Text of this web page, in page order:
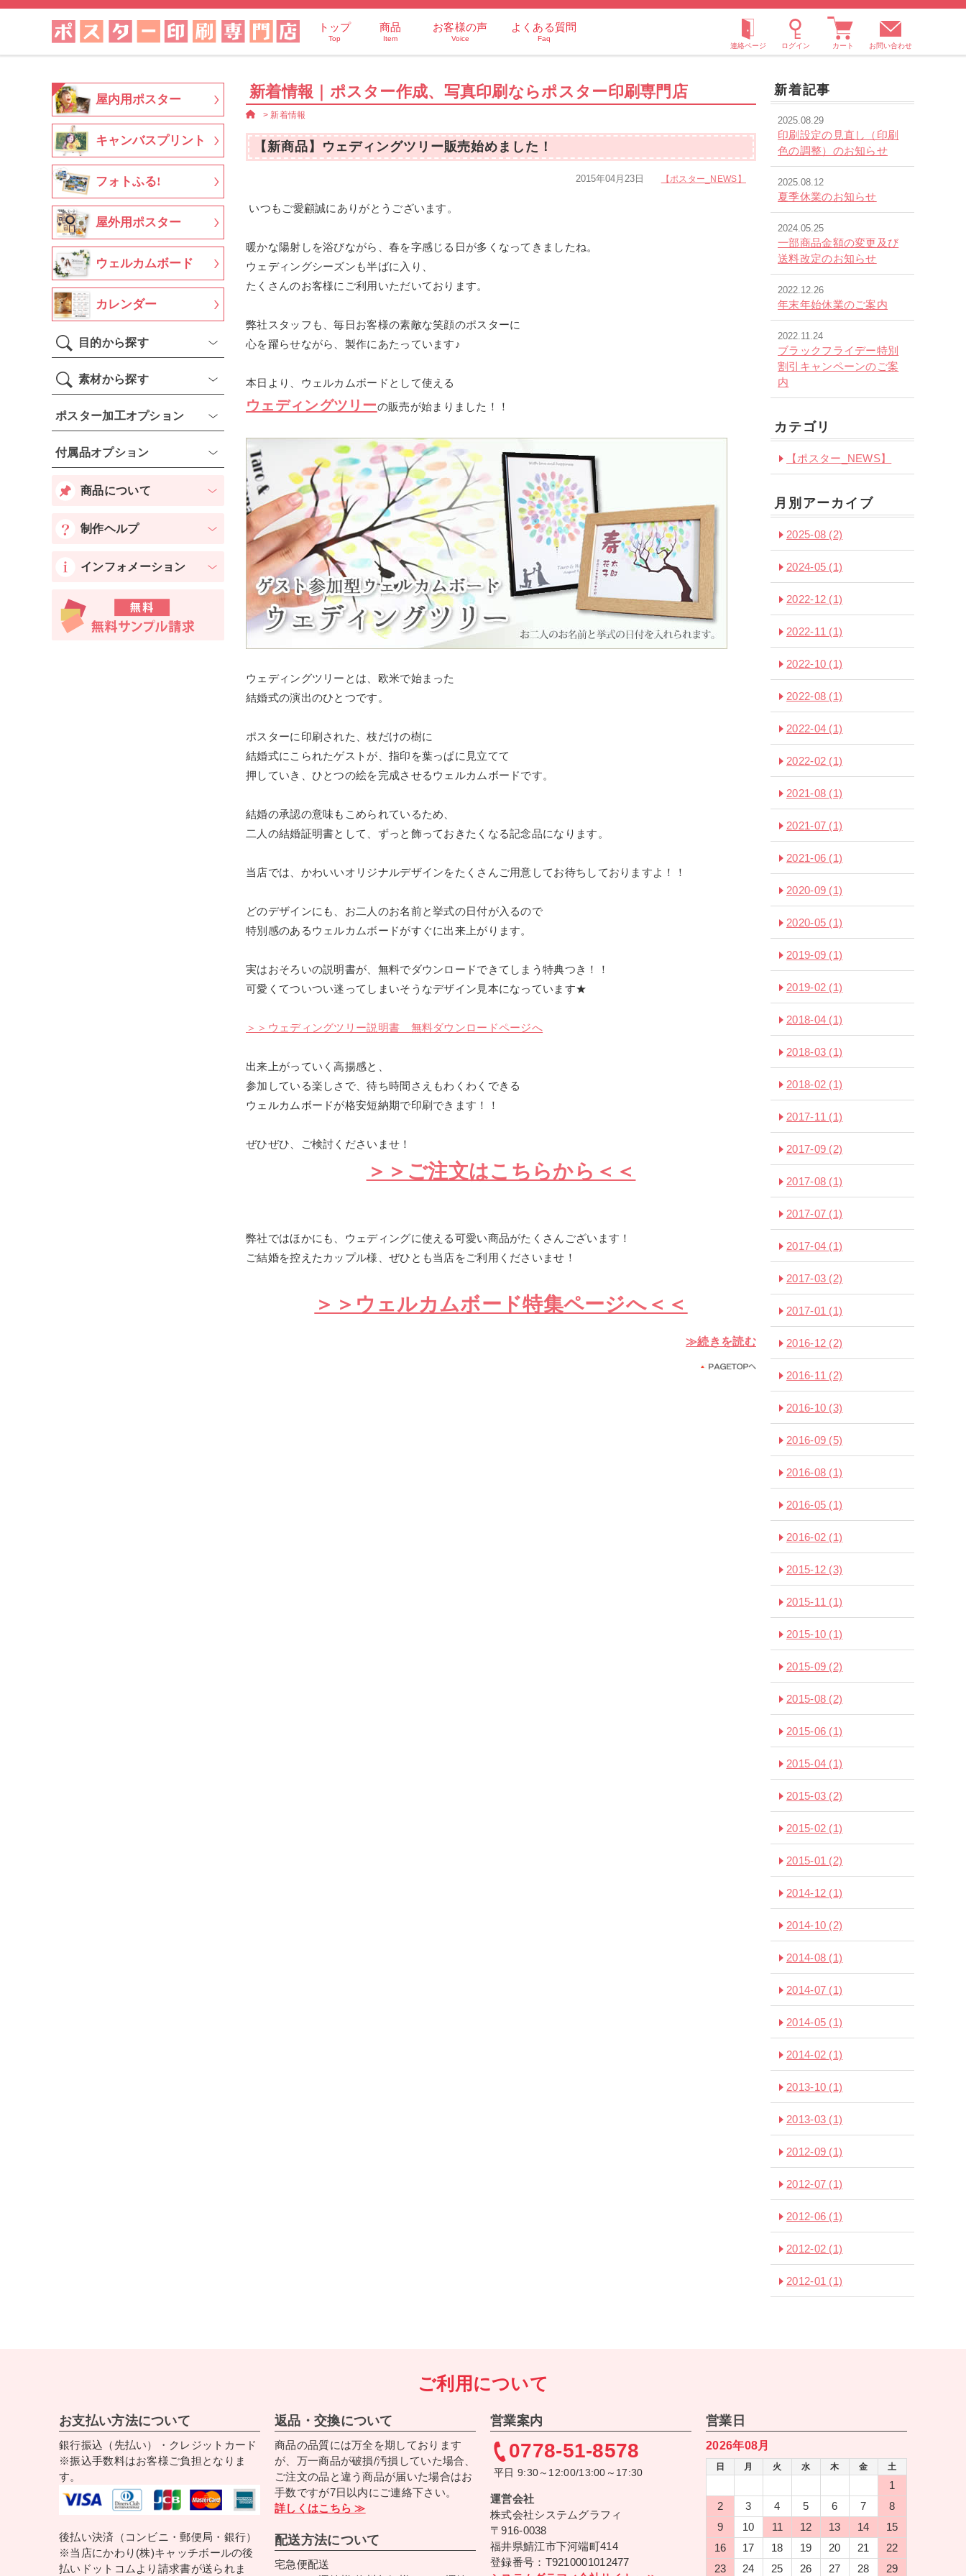
トップ
Top
商品
Item
お客様の声
Voice
よくある質問
Faq
お問い合わせ
新着情報｜ポスター作成、写真印刷ならポスター印刷専門店
> 新着情報
【新商品】ウェディングツリー販売始めました！
2015年04月23日 【ポスター_NEWS】
いつもご愛顧誠にありがとうございます。
暖かな陽射しを浴びながら、春を字感じる日が多くなってきましたね。
ウェディングシーズンも半ばに入り、
たくさんのお客様にご利用いただいております。
弊社スタッフも、毎日お客様の素敵な笑顔のポスターに
心を躍らせながら、製作にあたっています♪
本日より、ウェルカムボードとして使える
ウェディングツリーの販売が始まりました！！
ウェディングツリーとは、欧米で始まった
結婚式の演出のひとつです。
ポスターに印刷された、枝だけの樹に
結婚式にこられたゲストが、指印を葉っぱに見立てて
押していき、ひとつの絵を完成させるウェルカムボードです。
結婚の承認の意味もこめられているため、
二人の結婚証明書として、ずっと飾っておきたくなる記念品になります。
当店では、かわいいオリジナルデザインをたくさんご用意してお待ちしておりますよ！！
どのデザインにも、お二人のお名前と挙式の日付が入るので
特別感のあるウェルカムボードがすぐに出来上がります。
実はおそろいの説明書が、無料でダウンロードできてしまう特典つき！！
可愛くてついつい迷ってしまいそうなデザイン見本になっています★
＞＞ウェディングツリー説明書 無料ダウンロードページへ
出来上がっていく高揚感と、
参加している楽しさで、待ち時間さえもわくわくできる
ウェルカムボードが格安短納期で印刷できます！！
ぜひぜひ、ご検討くださいませ！
＞＞ご注文はこちらから＜＜
弊社ではほかにも、ウェディングに使える可愛い商品がたくさんございます！
ご結婚を控えたカップル様、ぜひとも当店をご利用くださいませ！
＞＞ウェルカムボード特集ページへ＜＜
≫続きを読む
新着記事
2025.08.29
印刷設定の見直し（印刷
色の調整）のお知らせ
2025.08.12
夏季休業のお知らせ
2024.05.25
一部商品金額の変更及び
送料改定のお知らせ
2022.12.26
年末年始休業のご案内
2022.11.24
ブラックフライデー特別
割引キャンペーンのご案
内
カテゴリ
【ポスター_NEWS】
月別アーカイブ
2025-08 (2)
2024-05 (1)
2022-12 (1)
2022-11 (1)
2022-10 (1)
2022-08 (1)
2022-04 (1)
2022-02 (1)
2021-08 (1)
2021-07 (1)
2021-06 (1)
2020-09 (1)
2020-05 (1)
2019-09 (1)
2019-02 (1)
2018-04 (1)
2018-03 (1)
2018-02 (1)
2017-11 (1)
2017-09 (2)
2017-08 (1)
2017-07 (1)
2017-04 (1)
2017-03 (2)
2017-01 (1)
2016-12 (2)
2016-11 (2)
2016-10 (3)
2016-09 (5)
2016-08 (1)
2016-05 (1)
2016-02 (1)
2015-12 (3)
2015-11 (1)
2015-10 (1)
2015-09 (2)
2015-08 (2)
2015-06 (1)
2015-04 (1)
2015-03 (2)
2015-02 (1)
2015-01 (2)
2014-12 (1)
2014-10 (2)
2014-08 (1)
2014-07 (1)
2014-05 (1)
2014-02 (1)
2013-10 (1)
2013-03 (1)
2012-09 (1)
2012-07 (1)
2012-06 (1)
2012-02 (1)
2012-01 (1)
屋内用ポスター
キャンバスプリント
フォトふる!
屋外用ポスター
ウェルカムボード
カレンダー
目的から探す
素材から探す
ポスター加工オプション
付属品オプション
商品について
制作ヘルプ
インフォメーション
ご利用について
お支払い方法について
銀行振込（先払い）・クレジットカード
※振込手数料はお客様ご負担となりま
す。
後払い決済（コンビニ・郵便局・銀行）
※当店にかわり(株)キャッチボールの後
払いドットコムより請求書が送られま
返品・交換について
商品の品質には万全を期しております
が、万一商品が破損/汚損していた場合、
ご注文の品と違う商品が届いた場合はお
手数ですが7日以内にご連絡下さい。
詳しくはこちら ≫
配送方法について
宅急便配送
営業案内
0778-51-8578
平日 9:30～12:00/13:00～17:30
運営会社
株式会社システムグラフィ
〒916-0038
福井県鯖江市下河端町414
登録番号：T9210001012477
営業日
2026年08月
日 月 火 水 木 金 土
1
2
3 4 5 6 7
8
9
10 11 12 13 14
15
16
17 18 19 20 21
22
23
24 25 26 27 28 29